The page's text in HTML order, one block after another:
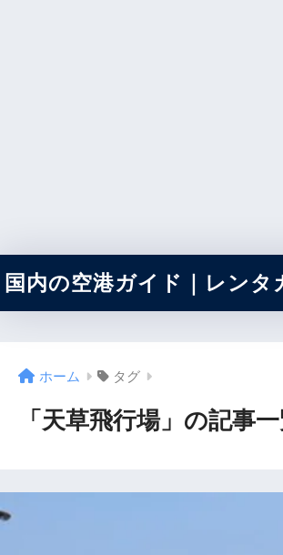
国内の空港ガイド｜レン
ホーム タグ
「天草飛行場」の記事